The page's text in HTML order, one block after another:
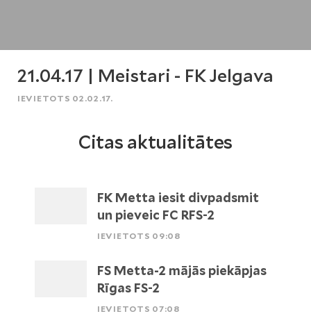
21.04.17 | Meistari - FK Jelgava
IEVIETOTS 02.02.17.
Citas aktualitātes
FK Metta iesit divpadsmit
un pieveic FC RFS-2
IEVIETOTS 09:08
FS Metta-2 mājās piekāpjas
Rīgas FS-2
IEVIETOTS 07:08